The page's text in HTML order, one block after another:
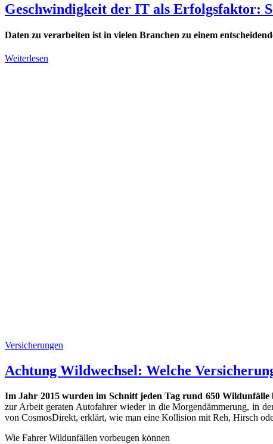
Geschwindigkeit der IT als Erfolgsfaktor:
Daten zu verarbeiten ist in vielen Branchen zu einem
Weiterlesen
Versicherungen
Achtung Wildwechsel: Welche
Im Jahr 2015 wurden im Schnitt jeden Tag rund 650 Wildunfälle
zur Arbeit geraten Autofahrer wieder in die Morgendämmerung, in
von CosmosDirekt, erklärt, wie man eine Kollision mit Reh, Hirsch
Wie Fahrer Wildunfällen vorbeugen können